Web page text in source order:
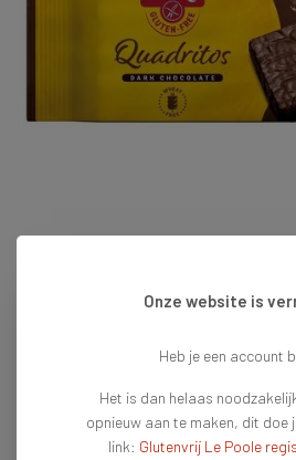
Op voorraad Vandaag voor 16:00
Toevoegen
Onze website is
Heb je een account
Het is dan helaas
opnieuw aan te maken, dit doe
link: Glutenvrij Le Poole